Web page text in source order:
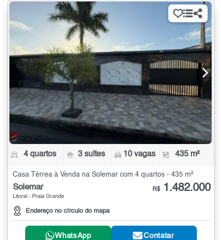
4 quartos 3 suítes 10 vagas 435 m²
Casa Térrea à Venda na Solemar com 4 quartos - 435 m²
Solemar
Litoral - Praia Grande
Endereço no círculo do mapa
R$ 1.482.000
WhatsApp Contatar